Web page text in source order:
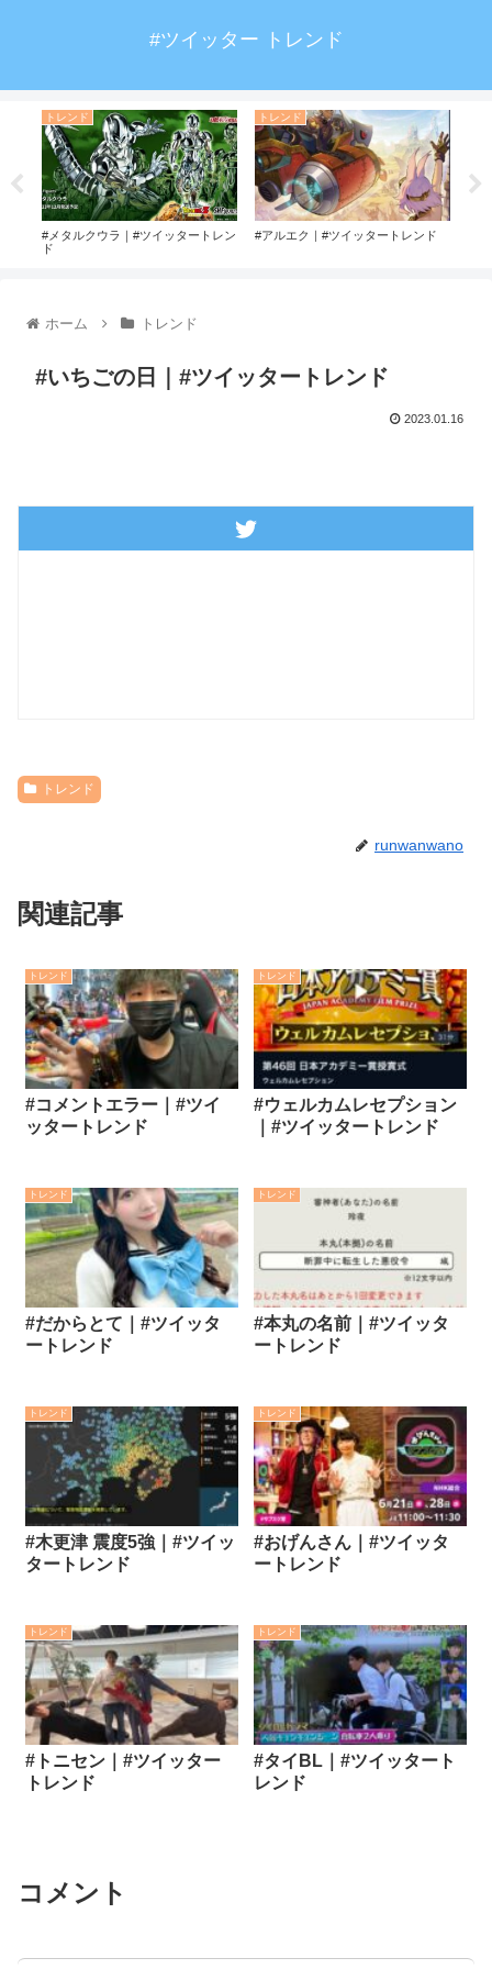
#ツイッター トレンド
トレンド
#メタルクウラ｜#ツイッタートレン
ド
トレンド
#アルエク｜#ツイッタートレンド
ホーム トレンド
#いちごの日｜#ツイッタートレンド
2023.01.16
トレンド
runwanwano
関連記事
トレンド
#コメントエラー｜#ツイ
ッタートレンド
トレンド
#ウェルカムレセプション
｜#ツイッタートレンド
トレンド
#だからとて｜#ツイッタ
ートレンド
トレンド
#本丸の名前｜#ツイッタ
ートレンド
トレンド
#木更津 震度5強｜#ツイッ
タートレンド
トレンド
#おげんさん｜#ツイッタ
ートレンド
トレンド
#トニセン｜#ツイッター
トレンド
トレンド
#タイBL｜#ツイッタート
レンド
コメント